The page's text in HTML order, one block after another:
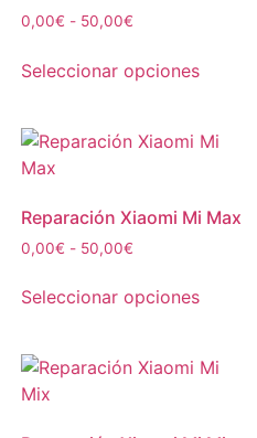
0,00€ - 50,00€
Seleccionar opciones
Reparación Xiaomi Mi Max
0,00€ - 50,00€
Seleccionar opciones